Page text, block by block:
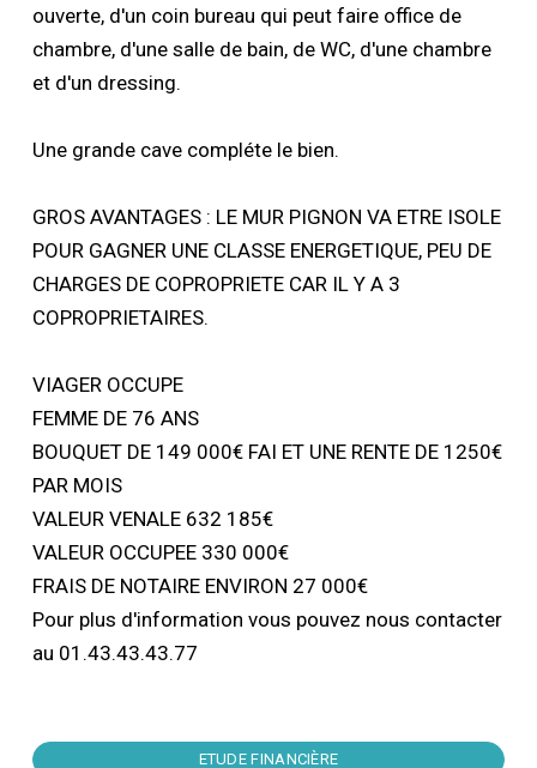
ouverte, d'un coin bureau qui peut faire office de
chambre, d'une salle de bain, de WC, d'une chambre
et d'un dressing.
Une grande cave compléte le bien.
GROS AVANTAGES : LE MUR PIGNON VA ETRE ISOLE
POUR GAGNER UNE CLASSE ENERGETIQUE, PEU DE
CHARGES DE COPROPRIETE CAR IL Y A 3
COPROPRIETAIRES.
VIAGER OCCUPE
FEMME DE 76 ANS
BOUQUET DE 149 000€ FAI ET UNE RENTE DE 1250€
PAR MOIS
VALEUR VENALE 632 185€
VALEUR OCCUPEE 330 000€
FRAIS DE NOTAIRE ENVIRON 27 000€
Pour plus d'information vous pouvez nous contacter
au 01.43.43.43.77
ETUDE FINANCIÈRE